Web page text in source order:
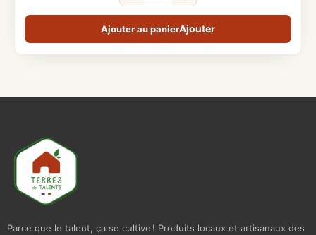
Ajouter au panier
Parce que le talent, ça se cultive ! Produits locaux et artisanaux des